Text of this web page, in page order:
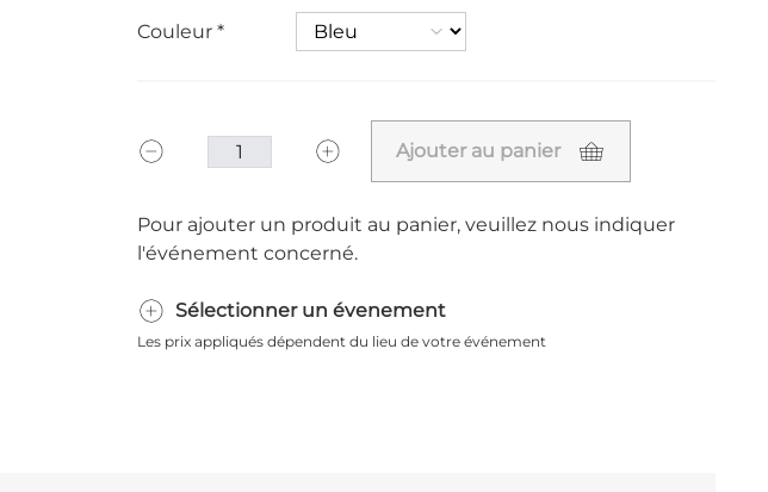
Couleur
Ajouter au panier
Pour ajouter un produit au panier, veuillez nous indiquer
l'événement concerné.
Sélectionner un évenement
Les prix appliqués dépendent du lieu de votre événement